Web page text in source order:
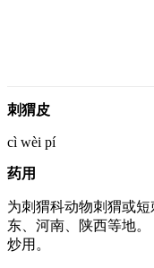
刺猬皮
cì wèi pí
药用
为刺猬科动物刺猬或
东、河南、陕西等地
炒用。